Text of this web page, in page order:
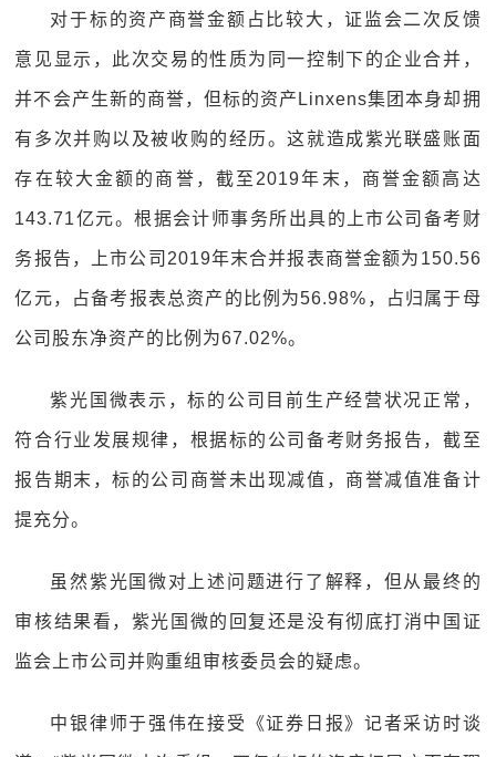
对于标的资产商誉金额占比较大，证监会二次反馈
意见显示，此次交易的性质为同一控制下的企业合并，
并不会产生新的商誉，但标的资产Linxens集团本身却拥
有多次并购以及被收购的经历。这就造成紫光联盛账面
存在较大金额的商誉，截至2019年末，商誉金额高达
143.71亿元。根据会计师事务所出具的上市公司备考财
务报告，上市公司2019年末合并报表商誉金额为150.56
亿元，占备考报表总资产的比例为56.98%，占归属于母
公司股东净资产的比例为67.02%。
紫光国微表示，标的公司目前生产经营状况正常，
符合行业发展规律，根据标的公司备考财务报告，截至
报告期末，标的公司商誉未出现减值，商誉减值准备计
提充分。
虽然紫光国微对上述问题进行了解释，但从最终的
审核结果看，紫光国微的回复还是没有彻底打消中国证
监会上市公司并购重组审核委员会的疑虑。
中银律师于强伟在接受《证券日报》记者采访时谈